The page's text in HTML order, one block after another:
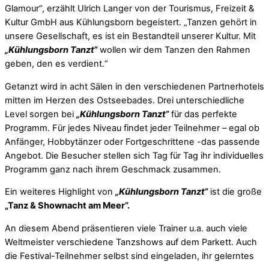
Glamour“, erzählt Ulrich Langer von der Tourismus, Freizeit &
Kultur GmbH aus Kühlungsborn begeistert. „Tanzen gehört in
unsere Gesellschaft, es ist ein Bestandteil unserer Kultur. Mit
„Kühlungsborn Tanzt“wollen wir dem Tanzen den Rahmen
geben, den es verdient.“
Getanzt wird in acht Sälen in den verschiedenen Partnerhotels
mitten im Herzen des Ostseebades. Drei unterschiedliche
Level sorgen bei „Kühlungsborn Tanzt“für das perfekte
Programm. Für jedes Niveau findet jeder Teilnehmer – egal ob
Anfänger, Hobbytänzer oder Fortgeschrittene -das passende
Angebot. Die Besucher stellen sich Tag für Tag ihr individuelles
Programm ganz nach ihrem Geschmack zusammen.
Ein weiteres Highlight von „Kühlungsborn Tanzt“ist die große
„Tanz & Shownacht am Meer“.
An diesem Abend präsentieren viele Trainer u.a. auch viele
Weltmeister verschiedene Tanzshows auf dem Parkett. Auch
die Festival-Teilnehmer selbst sind eingeladen, ihr gelerntes